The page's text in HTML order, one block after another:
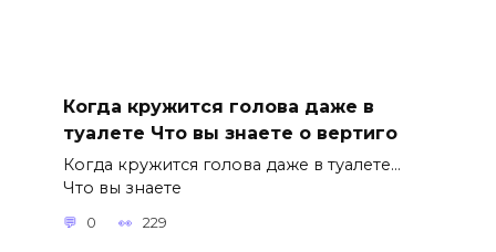
Когда кружится голова даже в
туалете Что вы знаете о вертиго
Когда кружится голова даже в туалете…
Что вы знаете
0 229